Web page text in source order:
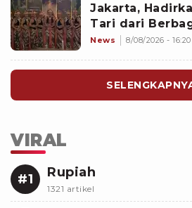
Jakarta,
Tari dari
News 8/08/2026 - 16:20
VIRAL
#1 Rupiah
1321 artikel